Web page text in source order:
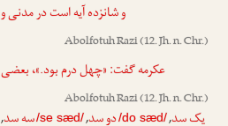
و شانزده آیه است در
Abolfotuh Razi(12. Jh. n. Chr.)
عکرمه گفت: «چهل درم بود.»،
Abolfotuh Razi(12. Jh. n. Chr.)
,
/do sæd/
,
/se sæd/
,